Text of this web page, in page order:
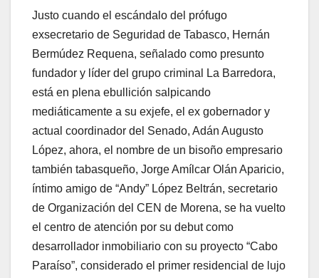
Justo cuando el escándalo del prófugo
exsecretario de Seguridad de Tabasco, Hernán
Bermúdez Requena, señalado como presunto
fundador y líder del grupo criminal La Barredora,
está en plena ebullición salpicando
mediáticamente a su exjefe, el ex gobernador y
actual coordinador del Senado, Adán Augusto
López, ahora, el nombre de un bisoño empresario
también tabasqueño, Jorge Amílcar Olán Aparicio,
íntimo amigo de “Andy” López Beltrán, secretario
de Organización del CEN de Morena, se ha vuelto
el centro de atención por su debut como
desarrollador inmobiliario con su proyecto “Cabo
Paraíso”, considerado el primer residencial de lujo